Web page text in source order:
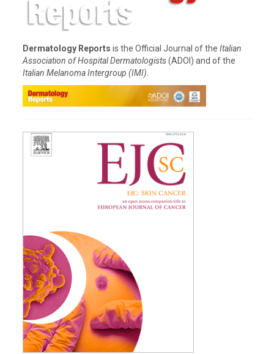
Dermatology Reports is the Official Journal of the Italian
Association of Hospital Dermatologists(ADOI) and of the
Italian Melanoma Intergroup (IMI).